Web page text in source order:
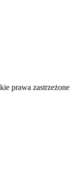
prawa zastrzeżone